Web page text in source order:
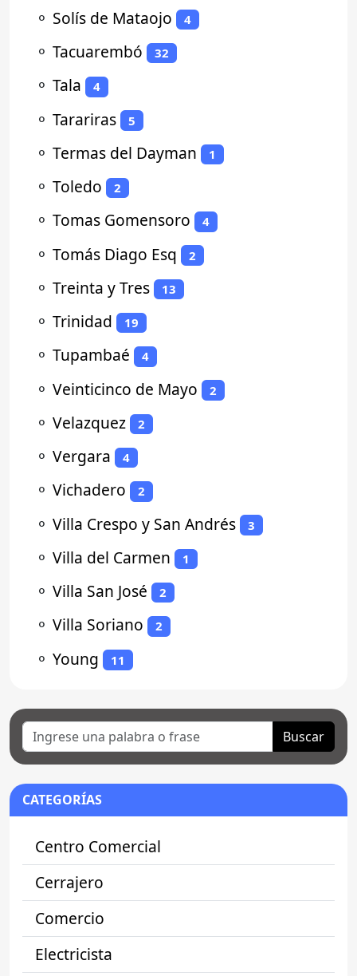
⚬ Solís de Mataojo 4
⚬ Tacuarembó 32
⚬ Tala 4
⚬ Tarariras 5
⚬ Termas del Dayman 1
⚬ Toledo 2
⚬ Tomas Gomensoro 4
⚬ Tomás Diago Esq 2
⚬ Treinta y Tres 13
⚬ Trinidad 19
⚬ Tupambaé 4
⚬ Veinticinco de Mayo 2
⚬ Velazquez 2
⚬ Vergara 4
⚬ Vichadero 2
⚬ Villa Crespo y San Andrés 3
⚬ Villa del Carmen 1
⚬ Villa San José 2
⚬ Villa Soriano 2
⚬ Young 11
Buscar
CATEGORÍAS
Centro Comercial
Cerrajero
Comercio
Electricista